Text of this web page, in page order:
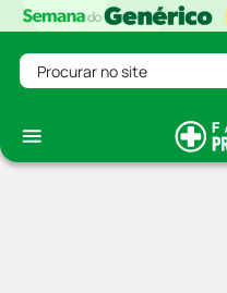
Procurar no site